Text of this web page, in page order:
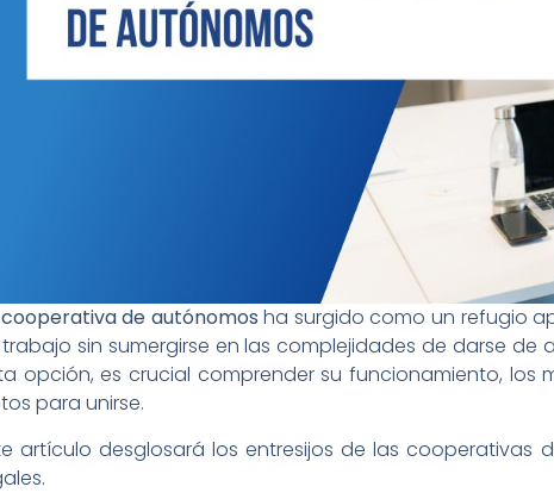
cooperativa de autónomos ha surgido como un refugio
sin sumergirse en las complejidades de darse
opción, es crucial comprender su funcionamiento, los
para unirse.
artículo desglosará los entresijos de las